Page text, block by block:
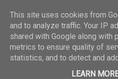
This site uses cookies from
and to analyze traffic. Your IP
shared with Google along with
metrics to ensure quality of
statistics, and to detect and
LEARN